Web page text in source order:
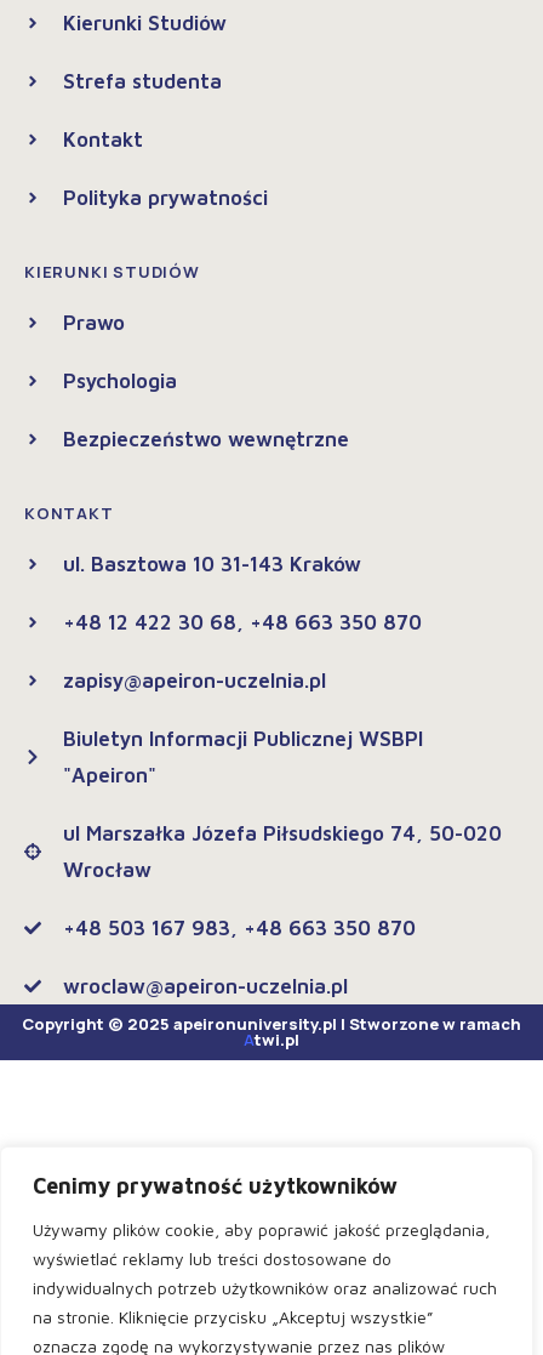
Cenimy prywatność użytkowników
Używamy plików cookie, aby poprawić jakość przeglądania,
wyświetlać reklamy lub treści dostosowane do
indywidualnych potrzeb użytkowników oraz analizować ruch
na stronie. Kliknięcie przycisku „Akceptuj wszystkie”
oznacza zgodę na wykorzystywanie przez nas plików
Kierunki Studiów
Strefa studenta
Kontakt
Polityka prywatności
KIERUNKI STUDIÓW
Prawo
Psychologia
Bezpieczeństwo wewnętrzne
KONTAKT
ul. Basztowa 10 31-143 Kraków
+48 12 422 30 68, +48 663 350 870
zapisy@apeiron-uczelnia.pl
Biuletyn Informacji Publicznej WSBPI
"Apeiron"
ul Marszałka Józefa Piłsudskiego 74, 50-020
Wrocław
+48 503 167 983, +48 663 350 870
wroclaw@apeiron-uczelnia.pl
Copyright © 2025 apeironuniversity.pl | Stworzone w ramach
Atwi.pl